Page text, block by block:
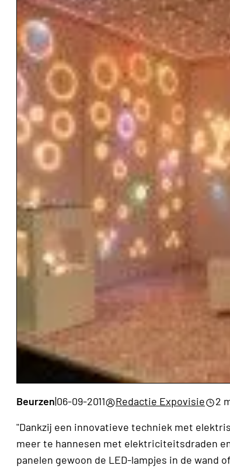
Beurzen|06-09-2011 Redactie Expovisie
2
"Dankzij een innovatieve techniek met
meer te hannesen met elektriciteitsdraden
panelen gewoon de LED-lampjes in de wand